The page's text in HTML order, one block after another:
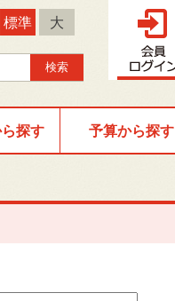
標準 大
探す 予算から探す